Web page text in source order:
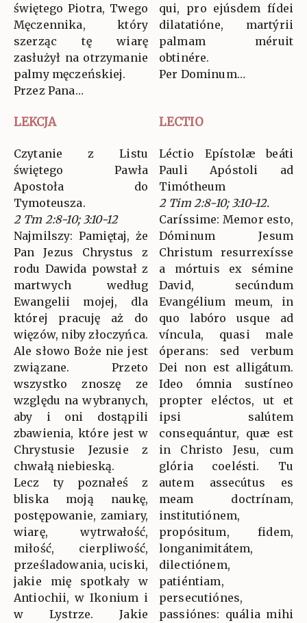
świętego Piotra, Twego
Męczennika, który
szerząc tę wiarę
zasłużył na otrzymanie
palmy męczeńskiej.
Przez Pana…
qui, pro ejúsdem fídei
dilatatióne, martýrii
palmam méruit
obtinére.
Per Dominum…
LEKCJA LECTIO
Czytanie z Listu
świętego Pawła
Apostoła do
Tymoteusza.
2 Tm 2:8-10; 3:10-12
Najmilszy: Pamiętaj, że
Pan Jezus Chrystus z
rodu Dawida powstał z
martwych według
Ewangelii mojej, dla
której pracuję aż do
więzów, niby złoczyńca.
Ale słowo Boże nie jest
związane. Przeto
wszystko znoszę ze
względu na wybranych,
aby i oni dostąpili
zbawienia, które jest w
Chrystusie Jezusie z
chwałą niebieską.
Lecz ty poznałeś z
bliska moją naukę,
postępowanie, zamiary,
wiarę, wytrwałość,
miłość, cierpliwość,
prześladowania, uciski,
jakie mię spotkały w
Antiochii, w Ikonium i
w Lystrze. Jakie
Léctio Epístolæ beáti
Pauli Apóstoli ad
Timótheum
2 Tim 2:8-10; 3:10-12.
Caríssime: Memor esto,
Dóminum Jesum
Christum resurrexísse
a mórtuis ex sémine
David, secúndum
Evangélium meum, in
quo labóro usque ad
víncula, quasi male
óperans: sed verbum
Dei non est alligátum.
Ideo ómnia sustíneo
propter eléctos, ut et
ipsi salútem
consequántur, quæ est
in Christo Jesu, cum
glória coelésti. Tu
autem assecútus es
meam doctrínam,
institutiónem,
propósitum, fidem,
longanimitátem,
dilectiónem,
patiéntiam,
persecutiónes,
passiónes: quália mihi